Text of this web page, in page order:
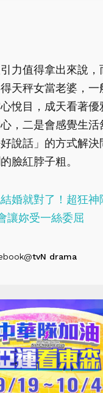
力值得拿出來說
天秤女當老婆，一
悅目，成天看著優
，二是會感覺生活
說話」的方式解決
臉紅脖子粗。
婚就對了！超狂神
讓妳受一絲委屈
tvN drama